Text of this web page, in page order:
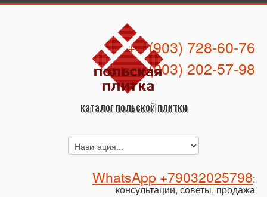
каталог польской плитки
+7 (903) 728-60-76
+7 (903) 202-57-98
WhatsApp +79032025798:
консультации, советы, продажа